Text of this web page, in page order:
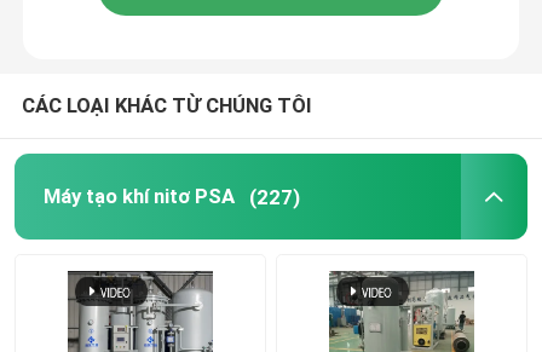
máy phát điện nitơ mô-đun
CÁC LOẠI KHÁC TỪ CHÚNG TÔI
Máy tạo khí nitơ PSA (227)